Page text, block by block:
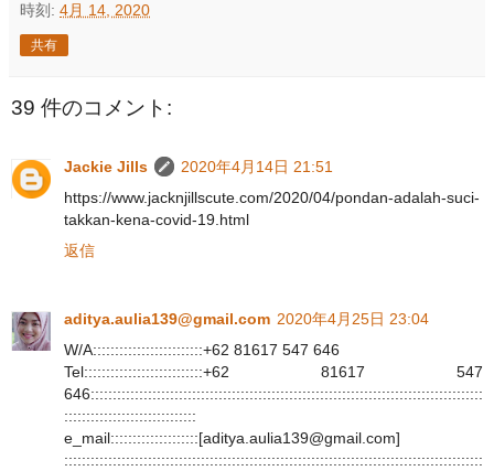
時刻: 4月 14, 2020
共有
39 件のコメント:
Jackie Jills
2020年4月14日 21:51
https://www.jacknjillscute.com/2020/04/pondan-adalah-suci-
takkan-kena-covid-19.html
返信
aditya.aulia139@gmail.com 2020年4月25日 23:04
W/A:::::::::::::::::::::::::+62 81617 547 646
Tel:::::::::::::::::::::::::::+62 81617 547
646:::::::::::::::::::::::::::::::::::::::::::::::::::::::::::::::::::::::::::::::::::::::::
::::::::::::::::::::::::::::::
e_mail::::::::::::::::::::[aditya.aulia139@gmail.com]
:::::::::::::::::::::::::::::::::::::::::::::::::::::::::::::::::::::::::::::::::::::::::::::::